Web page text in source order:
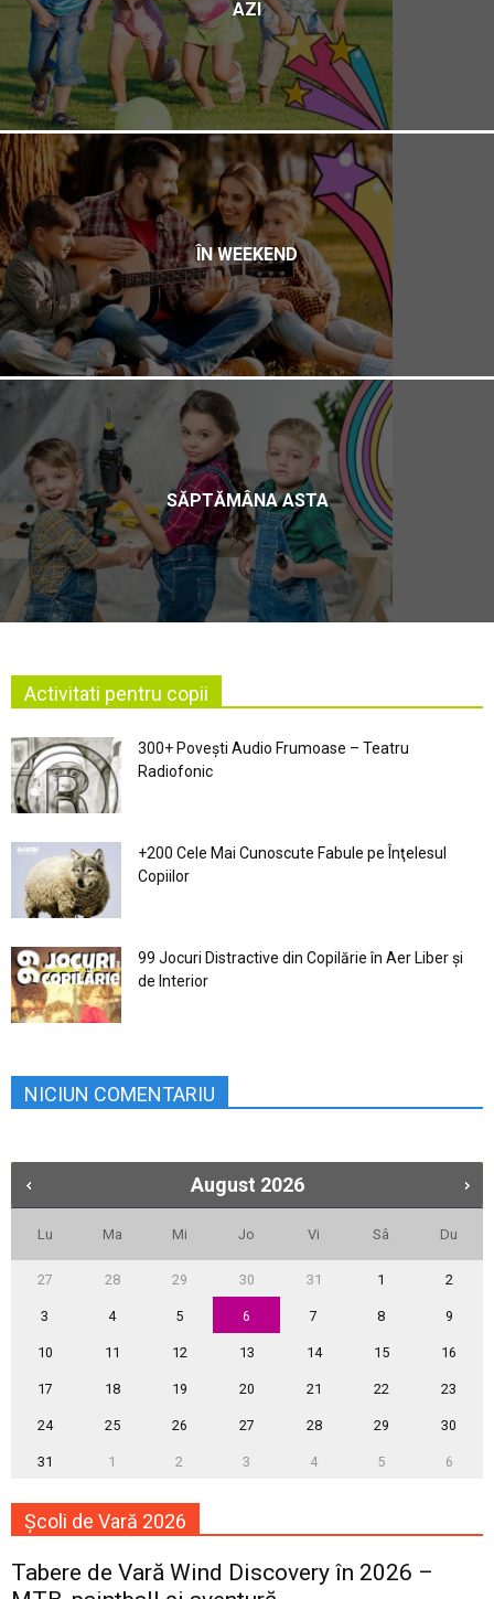
AZI
ÎN WEEKEND
SĂPTĂMÂNA ASTA
Activitati pentru copii
300+ Povești Audio Frumoase – Teatru
Radiofonic
+200 Cele Mai Cunoscute Fabule pe Înţelesul
Copiilor
99 Jocuri Distractive din Copilărie în Aer Liber şi
de Interior
NICIUN COMENTARIU
August 2026
Lu Ma Mi Jo Vi Sâ Du
27 28 29 30 31 1 2
3 4 5 6 7 8 9
10 11 12 13 14 15 16
17 18 19 20 21 22 23
24 25 26 27 28 29 30
31 1 2 3 4 5 6
Școli de Vară 2026
Tabere de Vară Wind Discovery în 2026 –